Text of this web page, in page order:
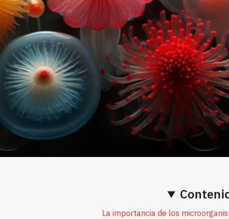
La importancia de los